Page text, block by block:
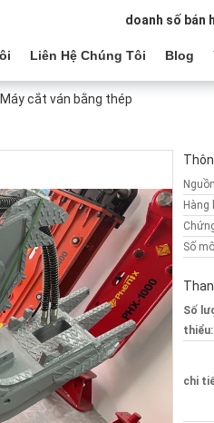
doanh số bán
Liên Hệ Chúng Tôi Blog
cắt ván bằng thép
Hàng
Số
Số
thiểu:
chi